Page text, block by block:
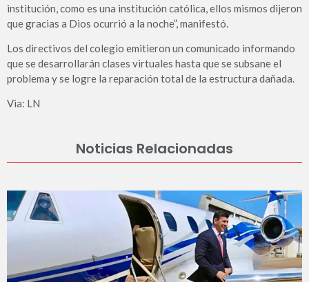
institución, como es una institución católica, ellos mismos dijeron
que gracias a Dios ocurrió a la noche”, manifestó.
Los directivos del colegio emitieron un comunicado informando
que se desarrollarán clases virtuales hasta que se subsane el
problema y se logre la reparación total de la estructura dañada.
Via: LN
Noticias Relacionadas